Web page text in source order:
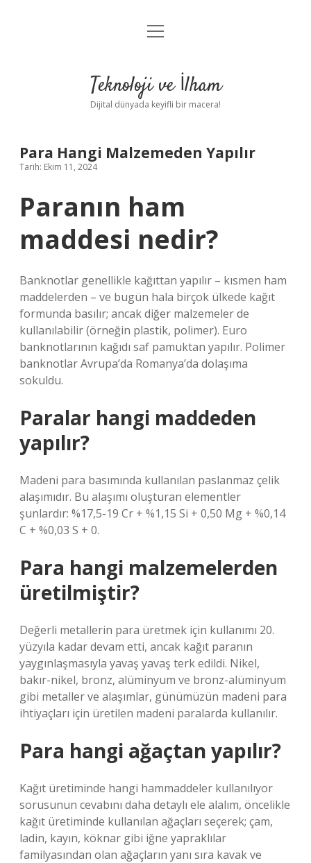
Anasayfa
Yasal Uyarı
menüyü
Teknoloji ve İlham
Dijital dünyada keyifli bir macera!
Para Hangi Malzemeden Yapılır
Tarih: Ekim 11, 2024
Paranın ham
maddesi nedir?
Banknotlar genellikle kağıttan yapılır – kısmen ham
maddelerden – ve bugün hala birçok ülkede kağıt
formunda basılır; ancak diğer malzemeler de
kullanılabilir (örneğin plastik, polimer). Euro
banknotlarının kağıdı saf pamuktan yapılır. Polimer
banknotlar Avrupa’da Romanya’da dolaşıma
sokuldu.
Paralar hangi maddeden
yapılır?
Madeni para basımında kullanılan paslanmaz çelik
alaşımıdır. Bu alaşımı oluşturan elementler
şunlardır: %17,5-19 Cr + %1,15 Si + 0,50 Mg + %0,14
C + %0,03 S + 0.
Para hangi malzemelerden
üretilmiştir?
Değerli metallerin para üretmek için kullanımı 20.
yüzyıla kadar devam etti, ancak kağıt paranın
yaygınlaşmasıyla yavaş yavaş terk edildi. Nikel,
bakır-nikel, bronz, alüminyum ve bronz-alüminyum
gibi metaller ve alaşımlar, günümüzün madeni para
ihtiyaçları için üretilen madeni paralarda kullanılır.
Para hangi ağaçtan yapılır?
Kağıt üretiminde hangi hammaddeler kullanılıyor
sorusunun cevabını daha detaylı ele alalım, öncelikle
kağıt üretiminde kullanılan ağaçları seçerek; çam,
ladin, kayın, köknar gibi iğne yapraklılar
familyasından olan ağaçların yanı sıra kavak ve